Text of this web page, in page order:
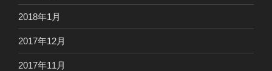
2018年1月
2017年12月
2017年11月